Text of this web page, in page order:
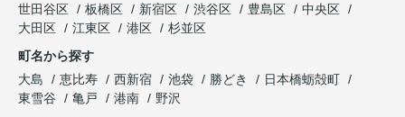
世田谷区
板橋区 新宿区 渋谷区 豊島区
中央区
大田区
江東区 港区
杉並区
町名から探す
大島
恵比寿 西新宿 池袋 勝どき
日本橋蛎殻町
東雪谷
亀戸 港南
野沢